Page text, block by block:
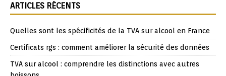
ARTICLES RÉCENTS
Quelles sont les spécificités de la TVA sur alcool en France
Certificats rgs : comment améliorer la sécurité des données
TVA sur alcool : comprendre les distinctions avec autres